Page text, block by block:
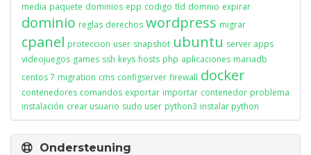
media paquete dominios epp codigo tld domnio expirar
dominio reglas derechos wordpress migrar
cpanel proteccion user snapshot ubuntu server apps
videojuegos games ssh keys hosts php aplicaciones mariadb
centos 7 migration cms configserver firewall docker
contenedores comandos exportar importar contenedor problema
instalación crear usuario sudo user python3 instalar python
Ondersteuning